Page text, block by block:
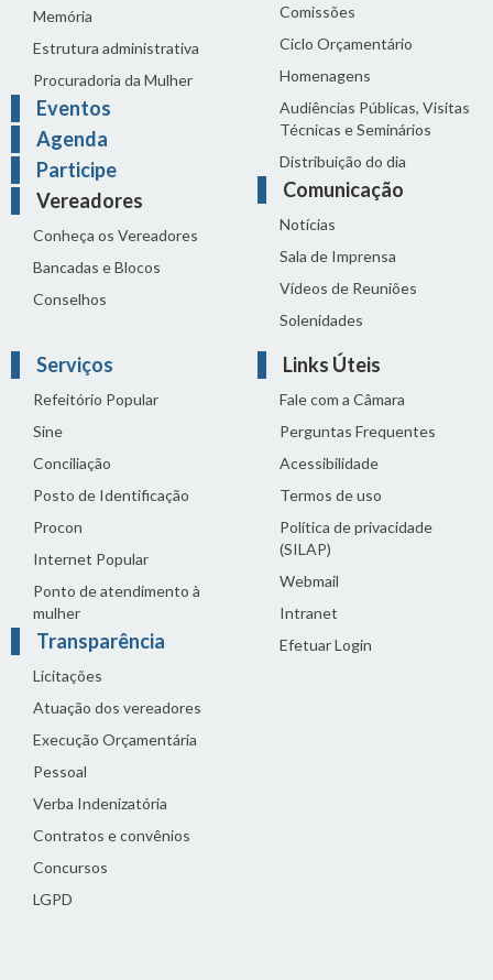
Memória
Estrutura administrativa
Procuradoria da Mulher
Eventos
Agenda
Participe
Vereadores
Conheça os Vereadores
Bancadas e Blocos
Conselhos
Comissões
Ciclo Orçamentário
Homenagens
Audiências Públicas, Visitas
Técnicas e Seminários
Distribuição do dia
Comunicação
Notícias
Sala de Imprensa
Vídeos de Reuniões
Solenidades
Serviços
Refeitório Popular
Sine
Conciliação
Posto de Identificação
Procon
Internet Popular
Ponto de atendimento à
mulher
Transparência
Licitações
Atuação dos vereadores
Execução Orçamentária
Pessoal
Verba Indenizatória
Contratos e convênios
Concursos
LGPD
Links Úteis
Fale com a Câmara
Perguntas Frequentes
Acessibilidade
Termos de uso
Política de privacidade
(SILAP)
Webmail
Intranet
Efetuar Login